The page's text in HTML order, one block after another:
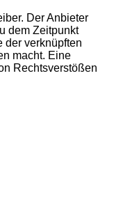
Der Anbieter
dem Zeitpunkt
der verknüpften
macht. Eine
Rechtsverstößen